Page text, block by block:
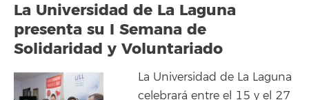
La Universidad de La Laguna
presenta su I Semana de
Solidaridad y Voluntariado
La Universidad de La Laguna
celebrará entre el 15 y el 27